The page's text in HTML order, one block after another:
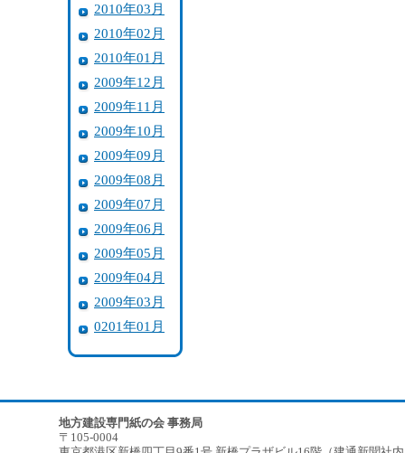
2010年03月
2010年02月
2010年01月
2009年12月
2009年11月
2009年10月
2009年09月
2009年08月
2009年07月
2009年06月
2009年05月
2009年04月
2009年03月
0201年01月
地方建設専門紙の会 事務局
〒105-0004